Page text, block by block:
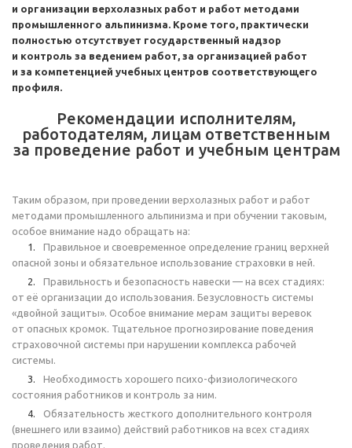
и организации верхолазных работ и работ методами
промышленного альпинизма. Кроме того, практически
полностью отсутствует государственный надзор
и контроль за ведением работ, за организацией работ
и за компетенцией учебных центров соответствующего
профиля.
Рекомендации исполнителям,
работодателям, лицам ответственным
за проведение работ и учебным центрам
Таким образом, при проведении верхолазных работ и работ
методами промышленного альпинизма и при обучении таковым,
особое внимание надо обращать на:
Правильное и своевременное определение границ верхней
опасной зоны и обязательное использование страховки в ней.
Правильность и безопасность навески — на всех стадиях:
от её организации до использования. Безусловность системы
«двойной защиты». Особое внимание мерам защиты веревок
от опасных кромок. Тщательное прогнозирование поведения
страховочной системы при нарушении комплекса рабочей
системы.
Необходимость хорошего психо-физиологического
состояния работников и контроль за ним.
Обязательность жесткого дополнительного контроля
(внешнего или взаимо) действий работников на всех стадиях
проведения работ.